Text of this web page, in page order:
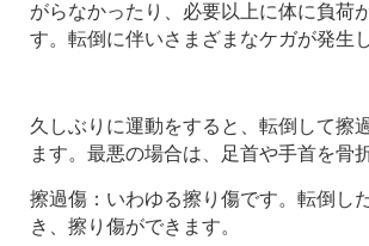
がらなかったり、必要以上に体に負荷
す。転倒に伴いさまざまなケガが発生
久しぶりに運動をすると、転倒して擦
ます。最悪の場合は、足首や手首を骨
擦過傷：いわゆる擦り傷です。転倒し
き、擦り傷ができます。